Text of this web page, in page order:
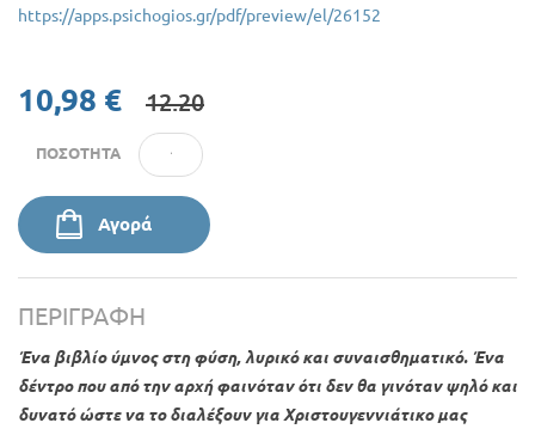
https://apps.psichogios.gr/pdf/preview/el/26152
10,98 € 12.20
ΠΟΣΌΤΗΤΑ
Αγορά
ΠΕΡΙΓΡΑΦΉ
Ένα βιβλίο ύμνος στη φύση, λυρικό και συναισθηματικό. Ένα
δέντρο που από την αρχή φαινόταν ότι δεν θα γινόταν ψηλό και
δυνατό ώστε να το διαλέξουν για Χριστουγεννιάτικο μας